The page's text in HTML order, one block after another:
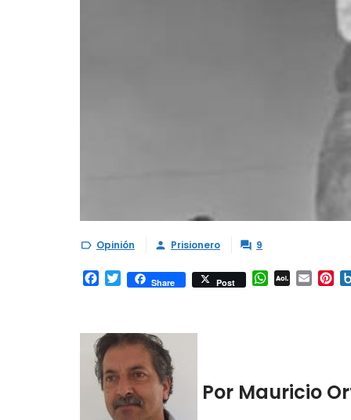
 Opinión  Prisionero  9
Facebook
TwitterShare Post WhatsApp
AOL Email
Por Mauricio